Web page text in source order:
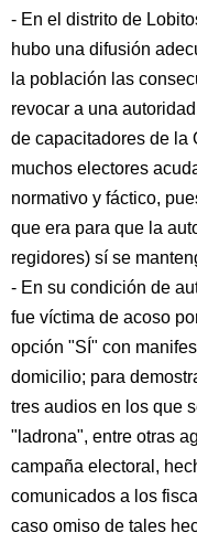
- En el distrito de
hubo una difusión
la población las
revocar a una
de capacitadores de la
muchos electores
normativo y fáctico,
que era para que la
regidores) sí se
- En su condición de
fue víctima de acoso
opción "SÍ" con
domicilio; para
tres audios en los que
"ladrona", entre otras
campaña electoral,
comunicados a los
caso omiso de tales